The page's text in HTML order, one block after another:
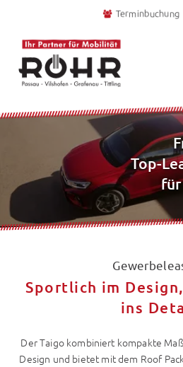
Terminbuchung
Top-
für
Sportlich im
ins
Der Taigo kombiniert kompakte
Design und bietet mit dem Roof